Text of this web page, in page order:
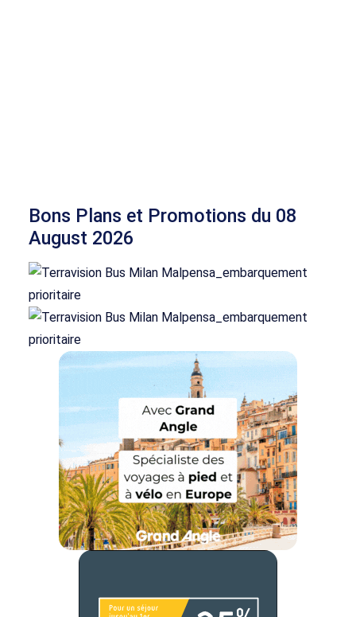
Bons Plans et Promotions du 08
August 2026